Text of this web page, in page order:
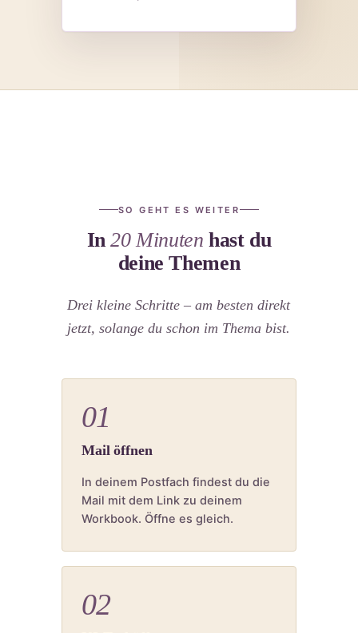
SO GEHT ES WEITER
In20 Minuten hast du
deine Themen
Drei kleine Schritte – am besten direkt
jetzt, solange du schon im Thema bist.
01
Mail öffnen
In deinem Postfach findest du die
Mail mit dem Link zu deinem
Workbook. Öffne es gleich.
02